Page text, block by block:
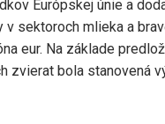
Európskej únie a
sektoroch mlieka a
eur. Na základe
bola stanovená